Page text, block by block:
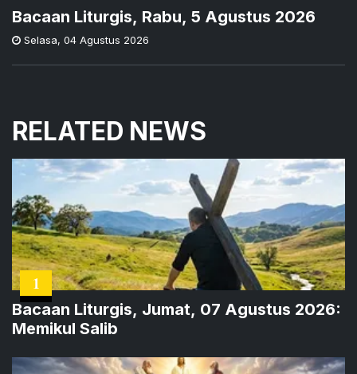
Bacaan Liturgis, Rabu, 5 Agustus 2026
Selasa, 04 Agustus 2026
RELATED NEWS
1
Bacaan Liturgis, Jumat, 07 Agustus 2026:
Memikul Salib